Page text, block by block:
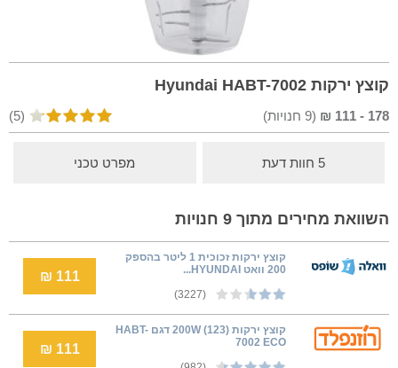
קוצץ ירקות Hyundai HABT-7002
178
-
111
₪
(
9 חנויות) (5)
5 חוות דעת מפרט טכני
השוואת מחירים מתוך 9 חנויות
קוצץ ירקות זכוכית 1 ליטר בהספק
200 וואט HYUNDAI...
(3227)
111 ₪
קוצץ ירקות (200W (123 דגם HABT-
7002 ECO
111 ₪